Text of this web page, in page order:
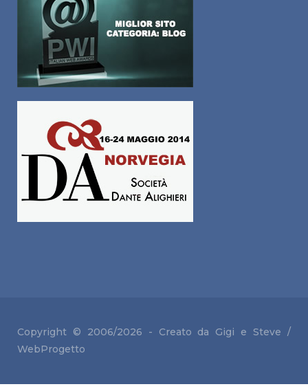
Copyright © 2006/2026 - Creato da Gigi eSteve /
WebProgetto